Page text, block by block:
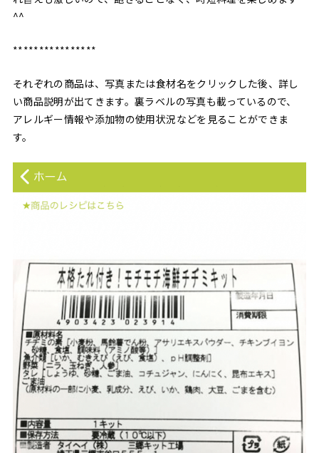
^^
****************
それぞれの商品は、写真または食材名をクリックした後、詳し
い商品説明が出てきます。裏ラベルの写真も載っているので、
アレルギー情報や添加物の使用状況などを見ることができま
す。